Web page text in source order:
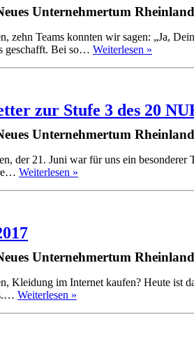
Unternehmertum
zehn Teams konnten wir sagen: „Ja,
geschafft. Bei so… Weiterlesen »
zur Stufe 3 des 20
Unternehmertum
der 21. Juni war für uns ein
Weiterlesen »
Unternehmertum
Kleidung im Internet kaufen? Heute ist
Weiterlesen »